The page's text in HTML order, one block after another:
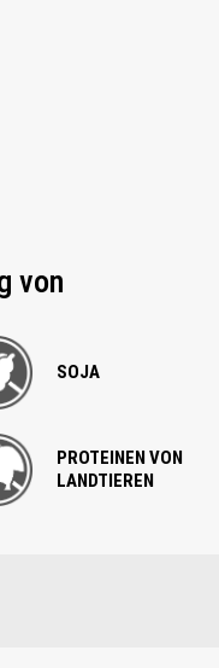
von
SOJA
PROTEINEN VON
LANDTIEREN